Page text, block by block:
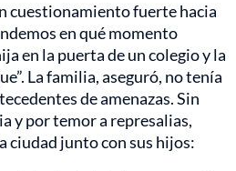
cuestionamiento fuerte hacia
en qué momento
en la puerta de un colegio y la
La familia, aseguró, no tenía
de amenazas. Sin
y por temor a represalias,
ciudad junto con sus hijos: